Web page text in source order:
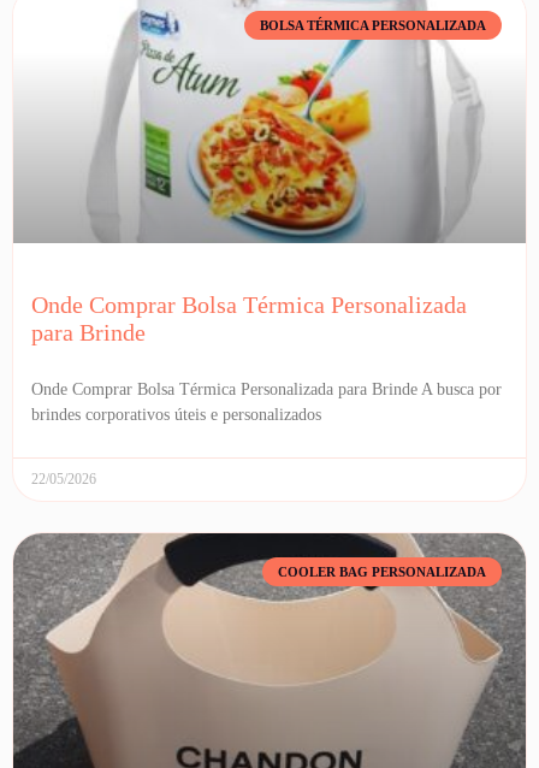
BOLSA TÉRMICA PERSONALIZADA
Onde Comprar Bolsa Térmica Personalizada
para Brinde
Onde Comprar Bolsa Térmica Personalizada para Brinde A busca por
brindes corporativos úteis e personalizados
22/05/2026
COOLER BAG PERSONALIZADA